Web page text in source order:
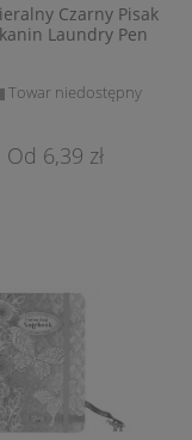
Czarny Pisak
Laundry Pen
Towar niedostępny
6,39 zł